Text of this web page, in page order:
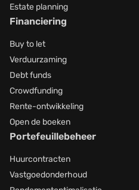
Estate planning
Financiering
Buy to let
Verduurzaming
Debt funds
Crowdfunding
Rente-ontwikkeling
Open de boeken
Portefeuillebeheer
Huurcontracten
Vastgoedonderhoud